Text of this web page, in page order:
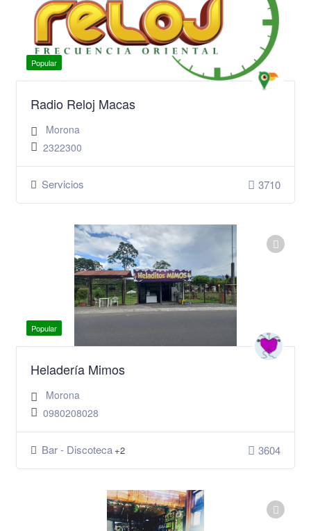
Popular
Radio Reloj Macas
Morona
2322300
Servicios 3710
Popular
Heladería Mimos
Morona
0980208028
Bar - Discoteca +2 3604